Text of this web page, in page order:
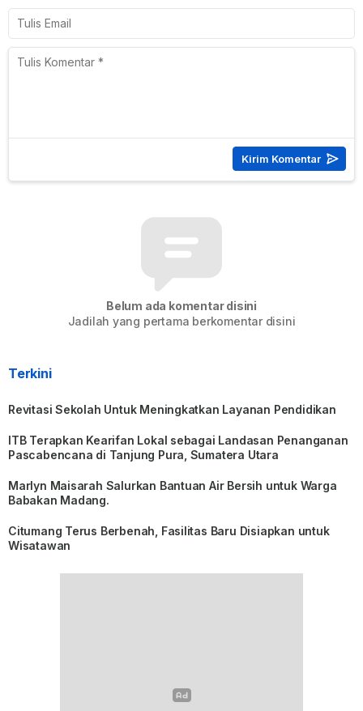
Belum ada komentar disini
Jadilah yang pertama berkomentar disini
Terkini
Revitasi Sekolah Untuk Meningkatkan Layanan Pendidikan
ITB Terapkan Kearifan Lokal sebagai Landasan Penanganan
Pascabencana di Tanjung Pura, Sumatera Utara
Marlyn Maisarah Salurkan Bantuan Air Bersih untuk Warga
Babakan Madang.
Citumang Terus Berbenah, Fasilitas Baru Disiapkan untuk
Wisatawan